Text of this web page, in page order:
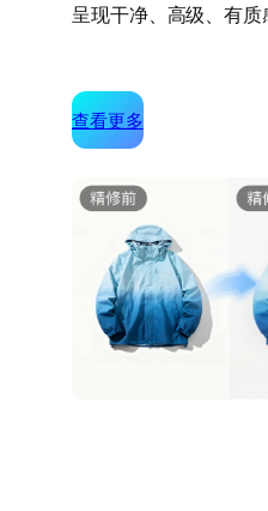
呈现干净、高级、有质
查看更多